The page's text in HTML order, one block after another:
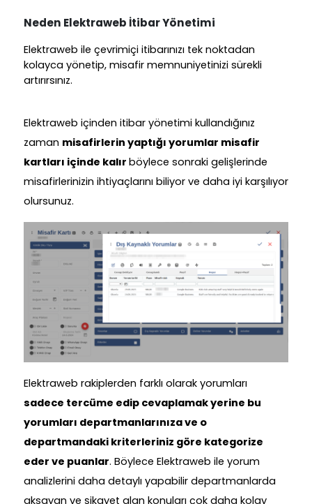
Neden Elektraweb İtibar Yönetimi
Elektraweb ile çevrimiçi itibarınızı tek noktadan
kolayca yönetip, misafir memnuniyetinizi sürekli
artırırsınız.
Elektraweb içinden itibar yönetimi kullandığınız
zaman misafirlerin yaptığı yorumlar misafir
kartları içinde kalır böylece sonraki gelişlerinde
misafirlerinizin ihtiyaçlarını biliyor ve daha iyi karşılıyor
olursunuz.
Elektraweb rakiplerden farklı olarak yorumları
sadece tercüme edip cevaplamak yerine bu
yorumları departmanlarınıza ve o
departmandaki kriterleriniz göre kategorize
eder ve puanlar. Böylece Elektraweb ile yorum
analizlerini daha detaylı yapabilir departmanlarda
aksayan ve şikayet alan konuları çok daha kolay